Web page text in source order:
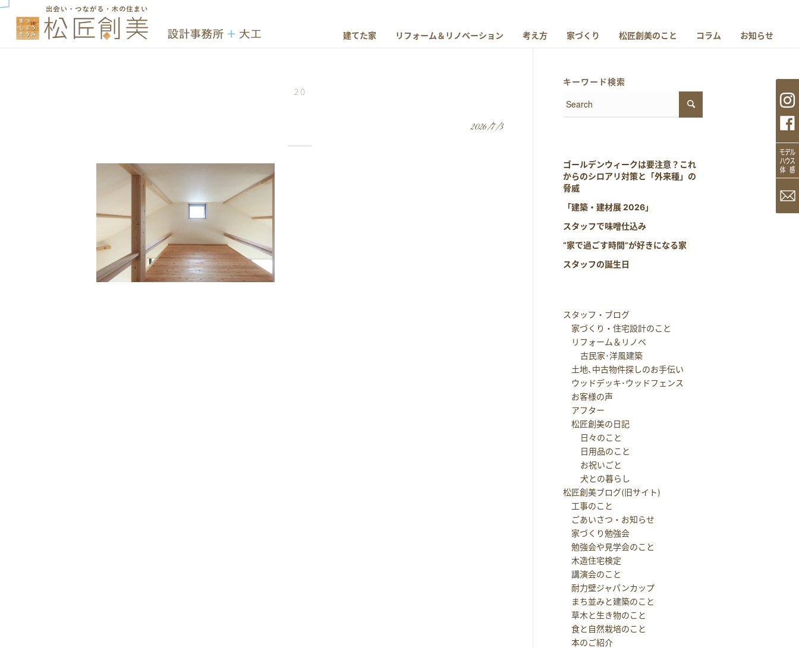
建てた家 リフォーム＆リノベーション 考え方 家づくり 松匠創美のこと コラム お知らせ
20
2026/7/3
キーワード検索
ゴールデンウィークは要注意？これ
からのシロアリ対策と「外来種」の
脅威
「建築・建材展 2026」
スタッフで味噌仕込み
“家で過ごす時間”が好きになる家
スタッフの誕生日
スタッフ・ブログ
家づくり・住宅設計のこと
リフォーム＆リノベ
古民家･洋風建築
土地､中古物件探しのお手伝い
ウッドデッキ･ウッドフェンス
お客様の声
アフター
松匠創美の日記
日々のこと
日用品のこと
お祝いごと
犬との暮らし
松匠創美ブログ(旧サイト)
工事のこと
ごあいさつ・お知らせ
家づくり勉強会
勉強会や見学会のこと
木造住宅検定
講演会のこと
耐力壁ジャパンカップ
まち並みと建築のこと
草木と生き物のこと
食と自然栽培のこと
本のご紹介